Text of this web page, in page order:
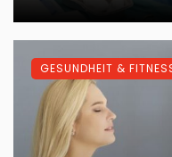
GESUNDHEIT &